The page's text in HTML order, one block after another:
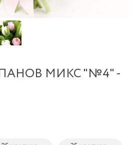
МИКС "№4" -